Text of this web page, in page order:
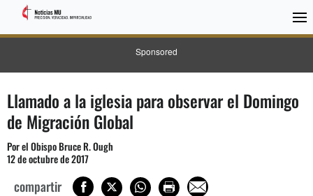
Sponsored
Llamado a la iglesia para observar el Domingo
de Migración Global
Por el Obispo Bruce R. Ough
12 de octubre de 2017
compartir